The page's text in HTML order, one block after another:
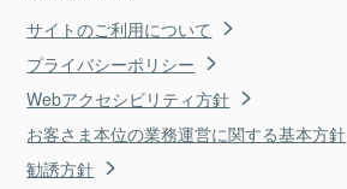
サイトのご利用について
プライバシーポリシー
Webアクセシビリティ方針
お客さま本位の業務運営に関する基本方針
勧誘方針